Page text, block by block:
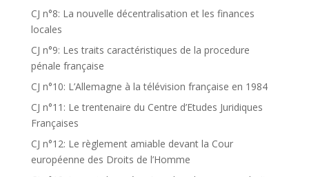
CJ n°8: La nouvelle décentralisation et les finances
locales
CJ n°9: Les traits caractéristiques de la procedure
pénale française
CJ n°10: L’Allemagne à la télévision française en 1984
CJ n°11: Le trentenaire du Centre d’Etudes Juridiques
Françaises
CJ n°12: Le règlement amiable devant la Cour
européenne des Droits de l’Homme